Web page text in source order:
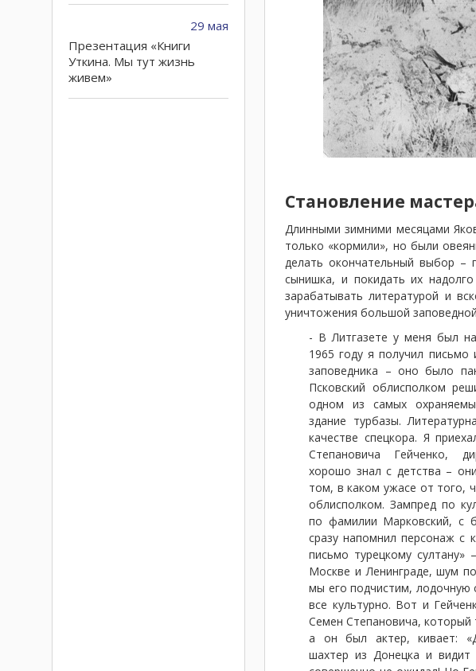
29 мая
Презентация «Книги
Уткина. Мы тут жизнь
живем»
Становление
Длинными зимними месяцами
только «кормили», но были
делать окончательный выбор –
сынишка, и покидать их
зарабатывать литературой и
уничтожения большой
- В Литгазете у меня был
1965 году я получил письмо
заповедника – оно было
Псковский облисполком
одном из самых
здание турбазы.
качестве спецкора. Я
Степановича Гейченко,
хорошо знал с детства –
том, в каком ужасе от того,
облисполком. Зампред по
по фамилии Марковский, с
сразу напомнил персонаж с
письмо турецкому
Москве и Ленинграде, шум
мы его подчистим, лодочную
все культурно. Вот и
Семен Степановича,
а он был актер, кивает:
шахтер из Донецка и